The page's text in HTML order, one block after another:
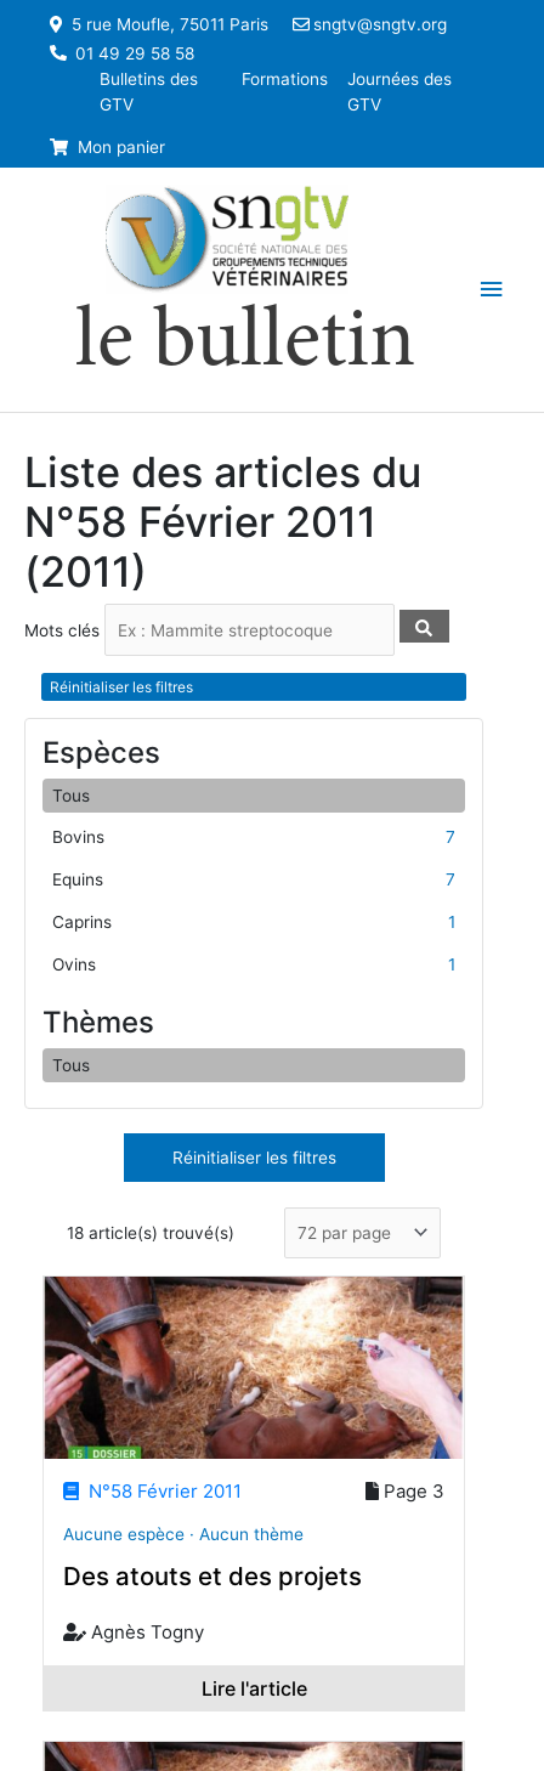
5 rue Moufle, 75011 Paris
sngtv@sngtv.org
01 49 29 58 58
Bulletins des
GTV
Formations
Journées des
GTV
Mon panier
le bulletin
Liste des articles du
N°58 Février 2011
(2011)
Mots clés
Réinitialiser les filtres
Espèces
Tous
Bovins 7
Equins 7
Caprins 1
Ovins 1
Thèmes
Tous
Réinitialiser les filtres
18 article(s) trouvé(s)
N°58 Février 2011 Page 3
Aucune espèce · Aucun thème
Des atouts et des projets
Agnès Togny
Lire l'article